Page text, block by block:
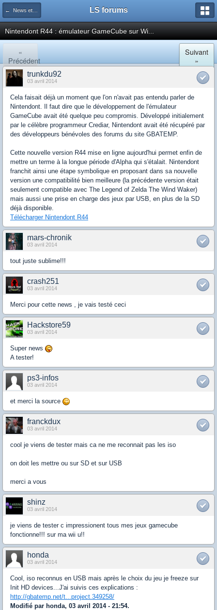
← News et actualités postées sur LS LS forums
Nintendont R44 : émulateur GameCube sur Wi...
«
Précédent
Suivant
»
trunkdu92
03 avril 2014
Cela faisait déjà un moment que l'on n'avait pas entendu parler de
Nintendont. Il faut dire que le développement de l'émulateur
GameCube avait été quelque peu compromis. Développé initialement
par le célèbre programmeur Crediar, Nintendont avait été récupéré par
des développeurs bénévoles des forums du site GBATEMP.
Cette nouvelle version R44 mise en ligne aujourd'hui permet enfin de
mettre un terme à la longue période d'Alpha qui s'étalait. Nintendont
franchit ainsi une étape symbolique en proposant dans sa nouvelle
version une compatibilité bien meilleure (la précédente version était
seulement compatible avec The Legend of Zelda The Wind Waker)
mais aussi une prise en charge des jeux par USB, en plus de la SD
déjà disponible.
Télécharger Nintendont R44
mars-chronik
03 avril 2014
tout juste sublime!!!
crash251
03 avril 2014
Merci pour cette news , je vais testé ceci
Hackstore59
03 avril 2014
Super news
A tester!
ps3-infos
03 avril 2014
et merci la source
franckdux
03 avril 2014
cool je viens de tester mais ca ne me reconnait pas les iso
on doit les mettre ou sur SD et sur USB
merci a vous
shinz
03 avril 2014
je viens de tester c impressionent tous mes jeux gamecube
fonctionne!!! sur ma wii u!!
honda
03 avril 2014
Cool, iso reconnus en USB mais après le choix du jeu je freeze sur
Init HD devices...J'ai suivis ces explications :
http://gbatemp.net/t...project.349258/
Modifié par honda, 03 avril 2014 - 21:54.